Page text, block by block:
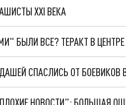
XXI ВЕКА
БЫЛИ ВСЕ? ТЕРАКТ В
СПАСЛИСЬ ОТ